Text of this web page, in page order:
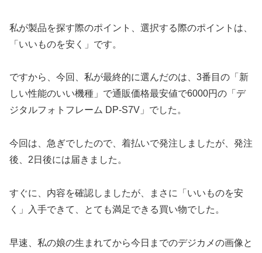
私が製品を探す際のポイント、選択する際のポイントは、
「いいものを安く」です。
ですから、今回、私が最終的に選んだのは、3番目の「新
しい性能のいい機種」で通販価格最安値で6000円の「デ
ジタルフォトフレーム DP-S7V」でした。
今回は、急ぎでしたので、着払いで発注しましたが、発注
後、2日後には届きました。
すぐに、内容を確認しましたが、まさに「いいものを安
く」入手できて、とても満足できる買い物でした。
早速、私の娘の生まれてから今日までのデジカメの画像と